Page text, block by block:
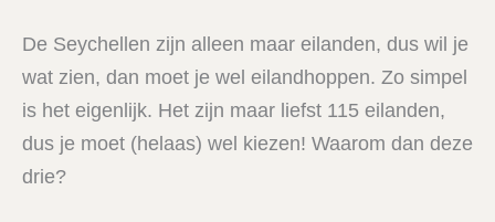
De Seychellen zijn alleen maar eilanden, dus wil je
wat zien, dan moet je wel eilandhoppen. Zo simpel
is het eigenlijk. Het zijn maar liefst 115 eilanden,
dus je moet (helaas) wel kiezen! Waarom dan deze
drie?